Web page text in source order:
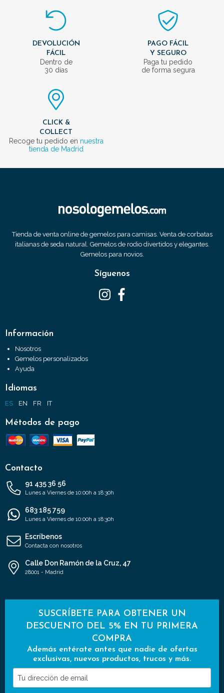
DEVOLUCIÓN
FÁCIL
Dentro de
30 días
PAGO FÁCIL
Y SEGURO
Paga tu pedido
de forma segura
CLICK &
COLLECT
Recoge tu pedido en nuestra
tienda de Madrid
Tienda de venta online de gemelos para camisas. Venta de corbatas
italianas de seda natural. Gemelos de rodio divertidos y elegantes.
Gemelos para novios.
Síguenos
Información
Nosotros
Gemelos personalizados
Ayuda
Idiomas
ES EN FR IT
Métodos de pago
Contacto
91 435 36 56
Lunes a Viernes de 10:00h a 18:30h
683 185 759
Lunes a Viernes de 10:00h a 18:30h
Escríbenos
Contacta con nosotros
Calle Don Ramón de la Cruz, 47
28001 - Madrid
SUSCRÍBETE PARA OBTENER UN
DESCUENTO DEL 5% EN TU PRIMERA
COMPRA
Además entérate antes que nadie de ofertas
exclusivas, nuevos productos, trucos y más.
Tu
dirección